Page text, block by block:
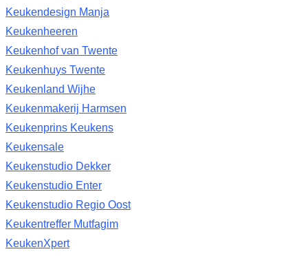
Keukendesign Manja
Keukenheeren
Keukenhof van Twente
Keukenhuys Twente
Keukenland Wijhe
Keukenmakerij Harmsen
Keukenprins Keukens
Keukensale
Keukenstudio Dekker
Keukenstudio Enter
Keukenstudio Regio Oost
Keukentreffer Mutfagim
KeukenXpert